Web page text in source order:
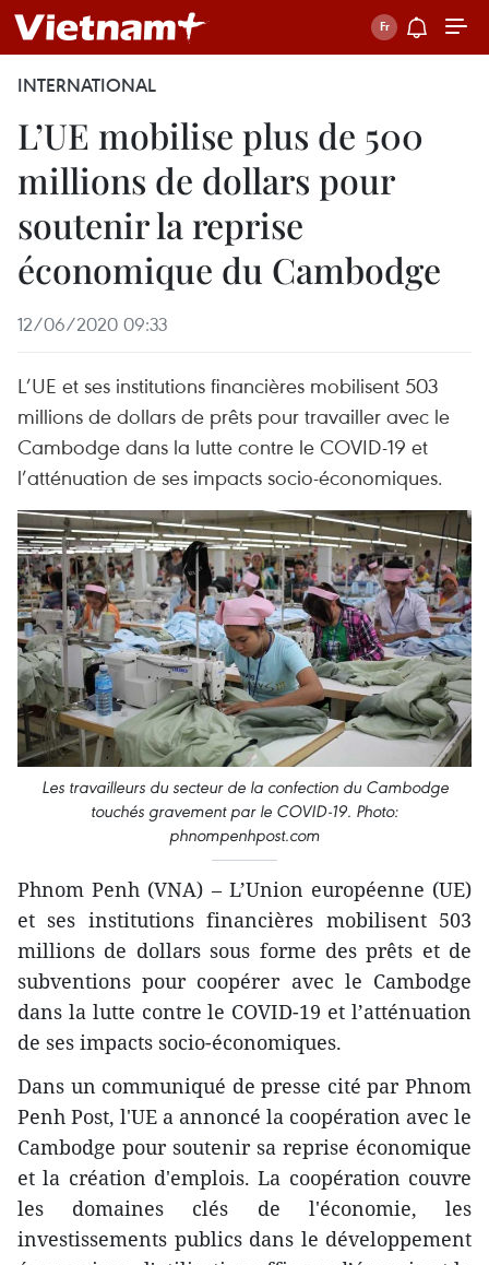
INTERNATIONAL
L’UE mobilise plus de 500
millions de dollars pour
soutenir la reprise
économique du Cambodge
12/06/2020 09:33
L’UE et ses institutions financières mobilisent 503
millions de dollars de prêts pour travailler avec le
Cambodge dans la lutte contre le COVID-19 et
l’atténuation de ses impacts socio-économiques.
Les travailleurs du secteur de la confection du Cambodge
touchés gravement par le COVID-19. Photo:
phnompenhpost.com
Phnom Penh (VNA) – L’Union européenne (UE)
et ses institutions financières mobilisent 503
millions de dollars sous forme des prêts et de
subventions pour coopérer avec le Cambodge
dans la lutte contre le COVID-19 et l’atténuation
de ses impacts socio-économiques.
Dans un communiqué de presse cité par Phnom
Penh Post, l'UE a annoncé la coopération avec le
Cambodge pour soutenir sa reprise économique
et la création d'emplois. La coopération couvre
les domaines clés de l'économie, les
investissements publics dans le développement